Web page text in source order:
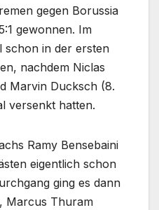
gegen Borussia
gewonnen. Im
schon in der ersten
nachdem Niclas
Marvin Ducksch (8.
versenkt hatten.
Ramy Bensebaini
eigentlich schon
ging es dann
Marcus Thuram